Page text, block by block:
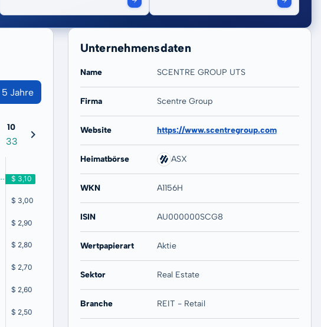
5 Jahre
10 Jahre
33,50 %
20 Jahre
Unternehmensdaten
Name SCENTRE GROUP UTS
Firma Scentre Group
Website https://www.scentregroup.com
Heimatbörse ASX
WKN A1156H
ISIN AU000000SCG8
Wertpapierart Aktie
Sektor Real Estate
Branche REIT - Retail